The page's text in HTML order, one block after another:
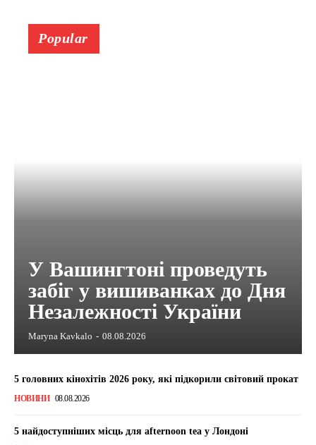
Popular
У Вашингтоні проведуть
забіг у вишиванках до Дня
Незалежності України
Maryna Kavkalo - 08.08.2026
5 головних кінохітів 2026 року, які підкорили світовий прокат
НОВИНИ 08.08.2026
5 найдоступніших місць для afternoon tea у Лондоні